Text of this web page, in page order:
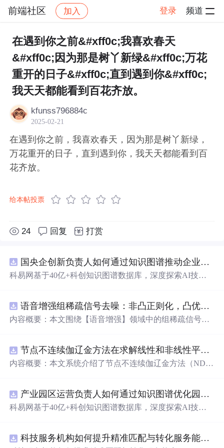
前端社区 加入 登录 频道
社区 前端社区 感慨 帖子详情
在遇到你之前&#xff0c;我喜欢春天
&#xff0c;因为那是树丫新绿&#xff0c;万花
重开的日子&#xff0c;直到遇到你&#xff0c;
我天天都能看到百花齐放。
kfunss796884c
2025-02-21
在遇到你之前，我喜欢春天，因为那是树丫新绿，
万花重开的日子，直到遇到你，我天天都能看到百
花齐放。
给本帖投票
24 回复 打赏
国央企创新负责人如何通过知识图谱推动企业技术创新与外部资源高效对接？.docx
科易网基于40亿+科创知识图谱数据库，深度探索AI技术
新领域的AI+数智化解决方案，推动科技创新与产业创新
智能化发展。
语音增强组稀疏信号去噪：非凸正则化，凸优化研究（Matlab代码实现）
内容概要：本文围绕【语音增强】领域中的组稀疏信号去
文章系统阐述了组稀疏信号模型的构建机制，引入非凸正
则项以更精确地逼近理想稀疏性，克服传统凸正则化在稀
实现，涵盖语音信号预处理、稀疏系数求解、去噪重构等
关键环节，并配套提供可复现的代码资源，便于研究人员
进一步验证与拓展。该方法在保留数学可处理性的同时显
复任务。; 适合人群：具备一定信号与系统、数字信号处理
理论基础，熟悉稀疏表示与最优化方法，且拥有Matlab编
节点不连续伽辽金方法在求解线性和非线性平流方程中的一维实现（Matlab代码实现）
内容概要：本文系统介绍了节点不连续伽辽金方法（ND
种高精度、高分辨率的数值离散化技术，特别适用于对流
主导的偏微分方程求解，在处理间断解和保持数值稳定性
理、时间推进格式（如显式Runge-Kutta方法）以及边界条
产业园区运营负责人如何通过知识图谱优化园区企业与科研机构的协同创新机制？.docx
科易网基于40亿+科创知识图谱数据库，深度探索AI技术
新领域的AI+数智化解决方案，推动科技创新与产业创新科技服务机构如何提升精准匹配与转化服务能力？.docx